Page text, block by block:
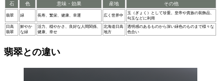
石 色 意味・効果 産地 その他
翡翠 緑 長寿、繁栄、健康、幸運 広く世界中
玉（ぎょく）として珍重。皇帝や貴族の装飾品、
勾玉などに利用
日高
翡翠
鮮やか
な緑
活力、穏やかさ、良好な人間関係、
健康、幸せ
北海道日高
地方
透明感のあるものから深い緑色のものまで様々な
色合い
翡翠との違い